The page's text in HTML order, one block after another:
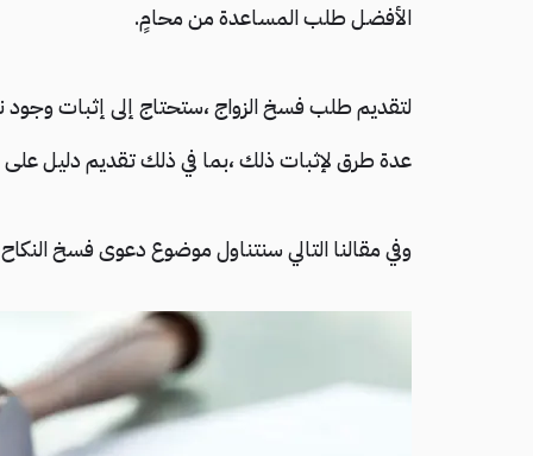
الأفضل طلب المساعدة من محامٍ.
لتقديم طلب فسخ الزواج ،ستحتاج إلى إثبات
عدة طرق لإثبات ذلك ،بما في ذلك تقديم دليل
وفي مقالنا التالي سنتناول موضوع دعوى فسخ